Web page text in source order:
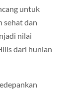
untuk
sehat dan
nilai
dari hunian